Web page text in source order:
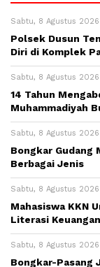
Sabtu, 8 Agustus 2026
Polsek Dusun
Diri di Komplek
Sabtu, 8 Agustus 2026
14 Tahun
Muhammadiyah
Sabtu, 8 Agustus 2026
Bongkar Gudang
Berbagai Jenis
Sabtu, 8 Agustus 2026
Mahasiswa KKN
Literasi
Sabtu, 8 Agustus 2026
Bongkar-Pasang